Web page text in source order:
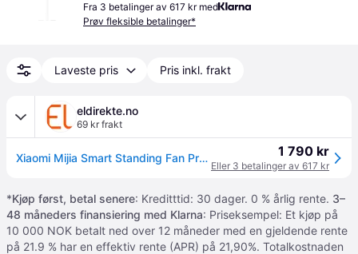
Fra 3 betalinger av 617 kr med
Prøv fleksible betalinger*
Laveste pris Pris inkl. frakt
eldirekte.no
69 kr frakt
Xiaomi Mijia Smart Standing Fan Pro Slim (BHR08UQEU) 1 790 kr
Eller 3 betalinger av 617 kr
*Kjøp først, betal senere: Kreditttid: 30 dager. 0 % årlig rente. 3–
48 måneders finansiering med Klarna: Priseksempel: Et kjøp på
10 000 NOK betalt ned over 12 måneder med en gjeldende rente
på 21.9 % har en effektiv rente (APR) på 21,90%. Totalkostnaden